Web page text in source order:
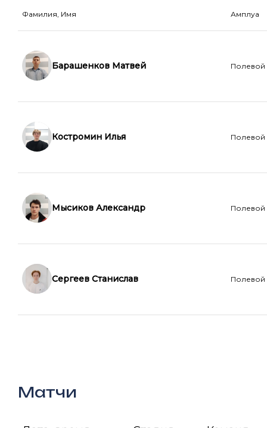
Фамилия, Имя Амплуа
Барашенков Матвей Полевой
Костромин Илья Полевой
Мысиков Александр Полевой
Сергеев Станислав Полевой
Матчи